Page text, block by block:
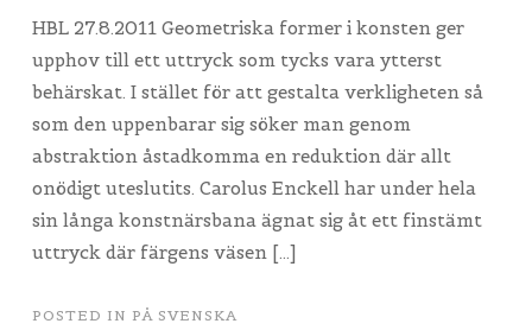
HBL 27.8.2011 Geometriska former i konsten ger
upphov till ett uttryck som tycks vara ytterst
behärskat. I stället för att gestalta verkligheten så
som den uppenbarar sig söker man genom
abstraktion åstadkomma en reduktion där allt
onödigt uteslutits. Carolus Enckell har under hela
sin långa konstnärsbana ägnat sig åt ett finstämt
uttryck där färgens väsen […]
POSTED IN PÅ SVENSKA